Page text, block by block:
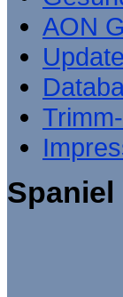
AON
Update
Spaniel